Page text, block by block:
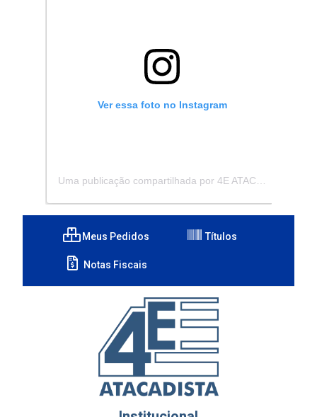
Ver essa foto no Instagram
Meus Pedidos Títulos
Notas Fiscais